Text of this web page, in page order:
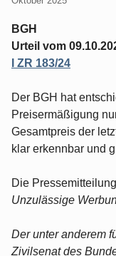
BGH
Urteil vom
I ZR 183/24
Der BGH hat
Preisermäßigung
Gesamtpreis der
klar erkennbar und
Die
Unzulässige
Der unter anderem
Zivilsenat des